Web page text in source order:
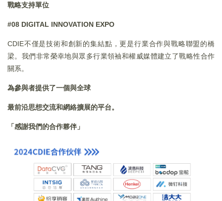
戰略支持單位
#08 DIGITAL INNOVATION EXPO
CDIE不僅是技術和創新的集結點，更是行業合作與戰略聯盟的橋
梁。我們非常榮幸地與眾多行業領袖和權威媒體建立了戰略性合作
關系。
為參與者提供了一個與全球
最前沿思想交流和網絡擴展的平台。
「感謝我們的合作夥伴」